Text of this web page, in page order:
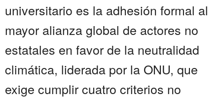
universitario es la adhesión formal al
mayor alianza global de actores no
estatales en favor de la neutralidad
climática, liderada por la ONU, que
exige cumplir cuatro criterios no